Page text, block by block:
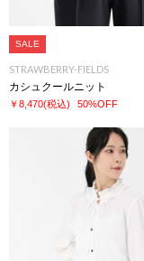
SALE
STRAWBERRY-FIELDS
カシュクールニット
￥8,470(税込) 50%OFF